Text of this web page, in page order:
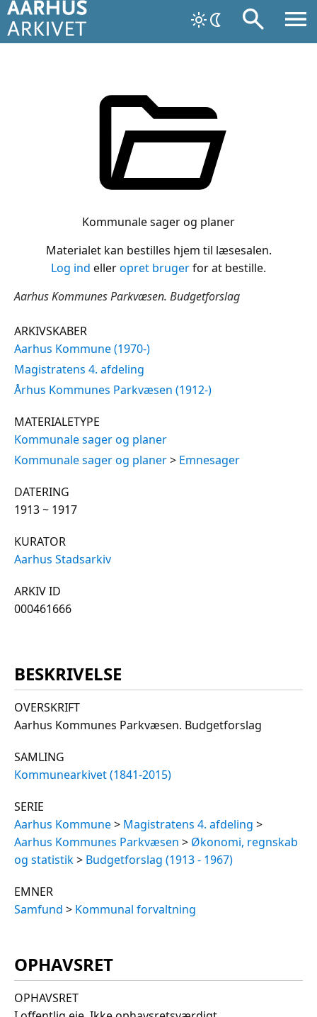
Kommunale sager og planer
Materialet kan bestilles hjem til læsesalen.
Log ind elleropret brugerfor at bestille.
Aarhus Kommunes Parkvæsen. Budgetforslag
ARKIVSKABER
Aarhus Kommune (1970-)
Magistratens 4. afdeling
Århus Kommunes Parkvæsen (1912-)
MATERIALETYPE
Kommunale sager og planer
Kommunale sager og planer> Emnesager
DATERING
1913 ~ 1917
KURATOR
Aarhus Stadsarkiv
ARKIV ID
000461666
BESKRIVELSE
OVERSKRIFT
Aarhus Kommunes Parkvæsen. Budgetforslag
SAMLING
Kommunearkivet (1841-2015)
SERIE
Aarhus Kommune> Magistratens 4. afdeling >
Aarhus Kommunes Parkvæsen > Økonomi, regnskab
og statistik> Budgetforslag (1913 - 1967)
EMNER
Samfund > Kommunal forvaltning
OPHAVSRET
OPHAVSRET